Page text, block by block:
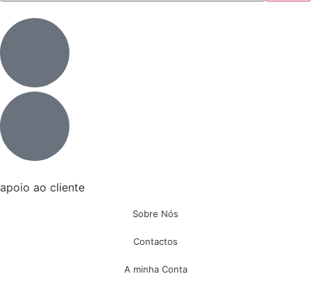
apoio ao cliente
Sobre Nós
Contactos
A minha Conta